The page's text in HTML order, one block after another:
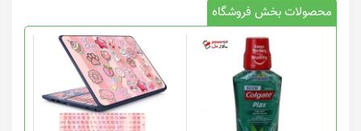
محصولات بخش فروشگاه